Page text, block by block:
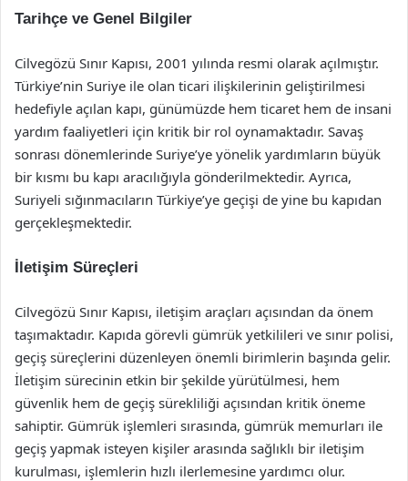
Tarihçe ve Genel Bilgiler
Cilvegözü Sınır Kapısı, 2001 yılında resmi olarak açılmıştır.
Türkiye’nin Suriye ile olan ticari ilişkilerinin geliştirilmesi
hedefiyle açılan kapı, günümüzde hem ticaret hem de insani
yardım faaliyetleri için kritik bir rol oynamaktadır. Savaş
sonrası dönemlerinde Suriye’ye yönelik yardımların büyük
bir kısmı bu kapı aracılığıyla gönderilmektedir. Ayrıca,
Suriyeli sığınmacıların Türkiye’ye geçişi de yine bu kapıdan
gerçekleşmektedir.
İletişim Süreçleri
Cilvegözü Sınır Kapısı, iletişim araçları açısından da önem
taşımaktadır. Kapıda görevli gümrük yetkilileri ve sınır polisi,
geçiş süreçlerini düzenleyen önemli birimlerin başında gelir.
İletişim sürecinin etkin bir şekilde yürütülmesi, hem
güvenlik hem de geçiş sürekliliği açısından kritik öneme
sahiptir. Gümrük işlemleri sırasında, gümrük memurları ile
geçiş yapmak isteyen kişiler arasında sağlıklı bir iletişim
kurulması, işlemlerin hızlı ilerlemesine yardımcı olur.